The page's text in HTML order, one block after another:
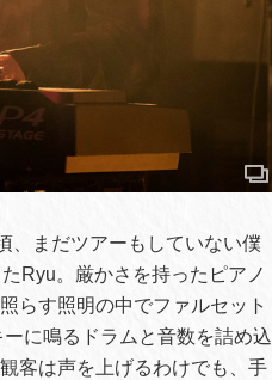
、まだツアーもしていない僕
Ryu。厳かさを持ったピアノ
らす照明の中でファルセット
に鳴るドラムと音数を詰め込
客は声を上げるわけでも、手